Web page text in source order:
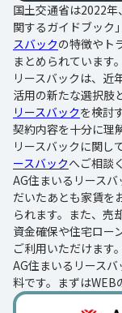
国土交通省は2022
関するガイドブック
スバックの特徴やト
まとめられています。
リースバックは、近
活用の新たな選択肢
リースバックを検討
契約内容を十分に理
リースバックに関し
ースバックへご相談
AG住まいるリース
だいたあとも家賃を
られます。また、売
資金確保や住宅ロー
ご利用いただけます。
AG住まいるリース
料です。まずはWEB